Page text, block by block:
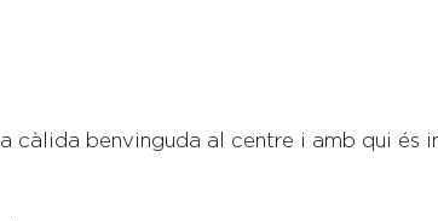
càlida benvinguda al centre i amb qui